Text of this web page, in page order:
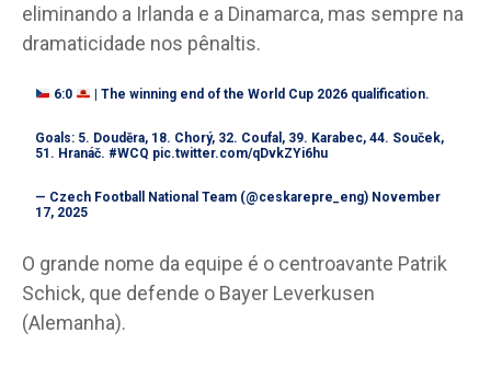
eliminando a Irlanda e a Dinamarca, mas sempre na
dramaticidade nos pênaltis.
6:0 | The winning end of the World Cup 2026 qualification.
Goals: 5. Douděra, 18. Chorý, 32. Coufal, 39. Karabec, 44. Souček,
51. Hranáč. #WCQ pic.twitter.com/qDvkZYi6hu
— Czech Football National Team (@ceskarepre_eng) November
17, 2025
O grande nome da equipe é o centroavante Patrik
Schick, que defende o Bayer Leverkusen
(Alemanha).